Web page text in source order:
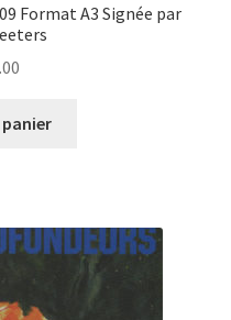
Format A3 Signée par